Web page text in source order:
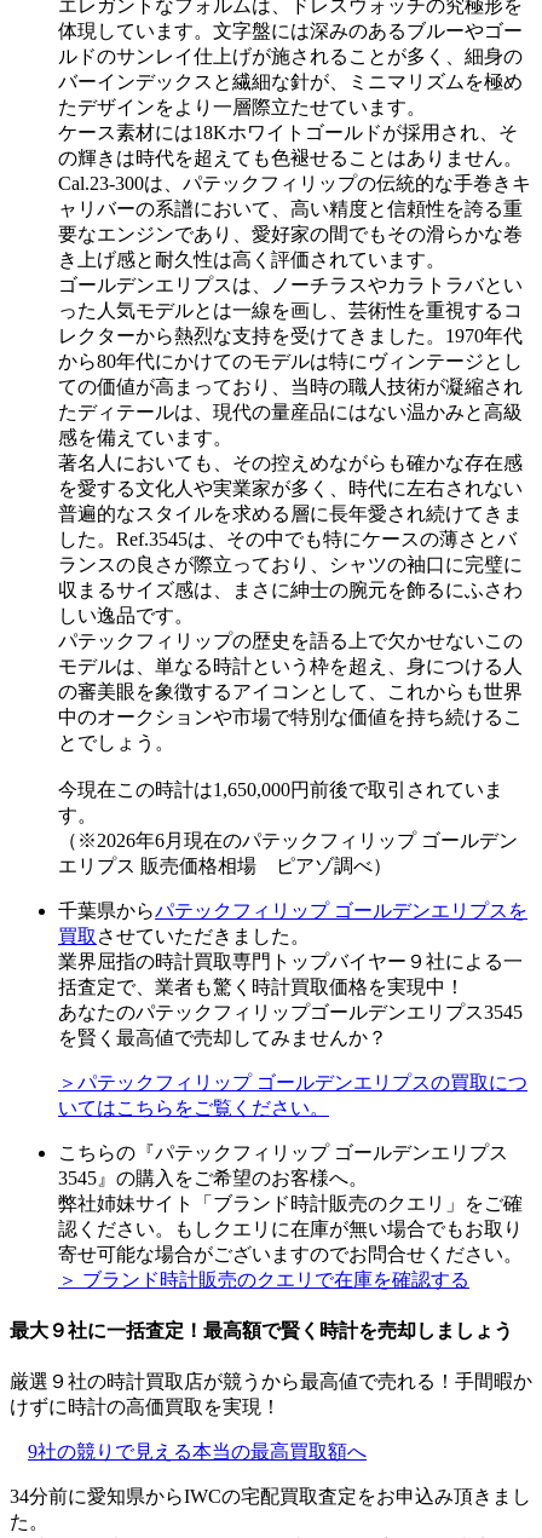
エレガントなフォルムは、ドレスウォッチの究極形を
体現しています。文字盤には深みのあるブルーやゴー
ルドのサンレイ仕上げが施されることが多く、細身の
バーインデックスと繊細な針が、ミニマリズムを極め
たデザインをより一層際立たせています。
ケース素材には18Kホワイトゴールドが採用され、そ
の輝きは時代を超えても色褪せることはありません。
Cal.23-300は、パテックフィリップの伝統的な手巻きキ
ャリバーの系譜において、高い精度と信頼性を誇る重
要なエンジンであり、愛好家の間でもその滑らかな巻
き上げ感と耐久性は高く評価されています。
ゴールデンエリプスは、ノーチラスやカラトラバとい
った人気モデルとは一線を画し、芸術性を重視するコ
レクターから熱烈な支持を受けてきました。1970年代
から80年代にかけてのモデルは特にヴィンテージとし
ての価値が高まっており、当時の職人技術が凝縮され
たディテールは、現代の量産品にはない温かみと高級
感を備えています。
著名人においても、その控えめながらも確かな存在感
を愛する文化人や実業家が多く、時代に左右されない
普遍的なスタイルを求める層に長年愛され続けてきま
した。Ref.3545は、その中でも特にケースの薄さとバ
ランスの良さが際立っており、シャツの袖口に完璧に
収まるサイズ感は、まさに紳士の腕元を飾るにふさわ
しい逸品です。
パテックフィリップの歴史を語る上で欠かせないこの
モデルは、単なる時計という枠を超え、身につける人
の審美眼を象徴するアイコンとして、これからも世界
中のオークションや市場で特別な価値を持ち続けるこ
とでしょう。
今現在この時計は1,650,000円前後で取引されていま
す。
（※2026年6月現在のパテックフィリップ ゴールデン
エリプス 販売価格相場 ピアゾ調べ）
千葉県からパテックフィリップ ゴールデンエリプスを
買取 させていただきました。
業界屈指の時計買取専門トップバイヤー９社による一
括査定で、業者も驚く時計買取価格を実現中！
あなたのパテックフィリップゴールデンエリプス3545
を賢く最高値で売却してみませんか？
＞パテックフィリップ ゴールデンエリプスの買取につ
いてはこちらをご覧ください。
こちらの『パテックフィリップ ゴールデンエリプス
3545』の購入をご希望のお客様へ。
弊社姉妹サイト「ブランド時計販売のクエリ」をご確
認ください。もしクエリに在庫が無い場合でもお取り
寄せ可能な場合がございますのでお問合せください。
＞ ブランド時計販売のクエリで在庫を確認する
最大９社に一括査定！ 最高額で賢く時計を売却しましょう
厳選９社の時計買取店が競うから最高値で売れる！手間暇か
けずに時計の高価買取を実現！
9社の競りで見える本当の最高買取額へ
34分前に愛知県からIWCの宅配買取査定をお申込み頂きまし
た。